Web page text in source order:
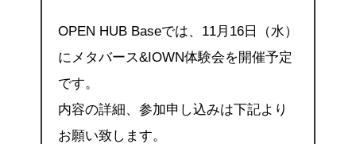
OPEN HUB Baseでは、11月16日（水）
にメタバース&IOWN体験会を開催予定
です。
内容の詳細、参加申し込みは下記より
お願い致します。